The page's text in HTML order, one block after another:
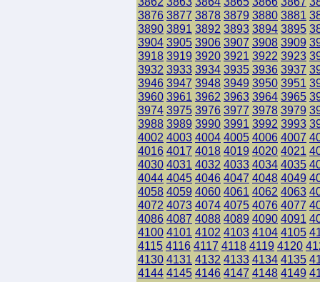
3876 3877 3878 3879 3880 3881
3890 3891 3892 3893 3894 3895
3904 3905 3906 3907 3908 3909
3918 3919 3920 3921 3922 3923
3932 3933 3934 3935 3936 3937
3946 3947 3948 3949 3950 3951
3960 3961 3962 3963 3964 3965
3974 3975 3976 3977 3978 3979
3988 3989 3990 3991 3992 3993
4002 4003 4004 4005 4006 4007
4016 4017 4018 4019 4020 4021
4030 4031 4032 4033 4034 4035
4044 4045 4046 4047 4048 4049
4058 4059 4060 4061 4062 4063
4072 4073 4074 4075 4076 4077
4086 4087 4088 4089 4090 4091
4100 4101 4102 4103 4104 4105
4115 4116 4117 4118 4119 4120
4130 4131 4132 4133 4134 4135
4144 4145 4146 4147 4148 4149